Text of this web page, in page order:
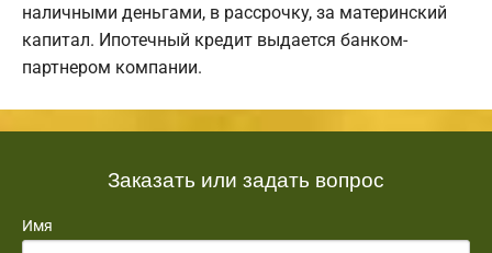
наличными деньгами, в рассрочку, за материнский
капитал. Ипотечный кредит выдается банком-
партнером компании.
Заказать или задать вопрос
Имя